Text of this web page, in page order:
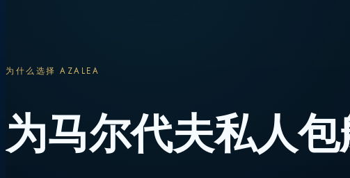
为什么选择 AZALEA
为马尔代夫私人